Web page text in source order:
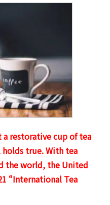
restorative cup of tea
true. With tea
the world, the United
“International Tea